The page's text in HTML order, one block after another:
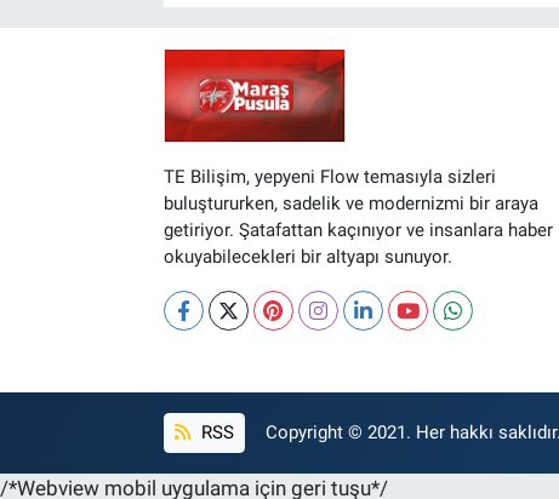
TE Bilişim, yepyeni Flow temasıyla sizleri
buluştururken, sadelik ve modernizmi bir araya
getiriyor. Şatafattan kaçınıyor ve insanlara haber
okuyabilecekleri bir altyapı sunuyor.
RSS Copyright © 2021. Her hakkı saklıdır.
/*Webview mobil uygulama için geri tuşu*/